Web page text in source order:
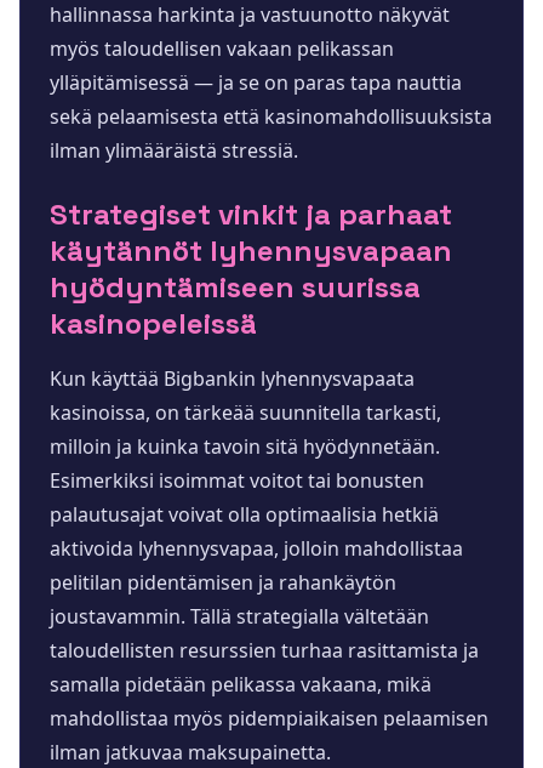
hallinnassa harkinta ja vastuunotto näkyvät
myös taloudellisen vakaan pelikassan
ylläpitämisessä — ja se on paras tapa nauttia
sekä pelaamisesta että kasinomahdollisuuksista
ilman ylimääräistä stressiä.
Strategiset vinkit ja parhaat
käytännöt lyhennysvapaan
hyödyntämiseen suurissa
kasinopeleissä
Kun käyttää Bigbankin lyhennysvapaata
kasinoissa, on tärkeää suunnitella tarkasti,
milloin ja kuinka tavoin sitä hyödynnetään.
Esimerkiksi isoimmat voitot tai bonusten
palautusajat voivat olla optimaalisia hetkiä
aktivoida lyhennysvapaa, jolloin mahdollistaa
pelitilan pidentämisen ja rahankäytön
joustavammin. Tällä strategialla vältetään
taloudellisten resurssien turhaa rasittamista ja
samalla pidetään pelikassa vakaana, mikä
mahdollistaa myös pidempiaikaisen pelaamisen
ilman jatkuvaa maksupainetta.